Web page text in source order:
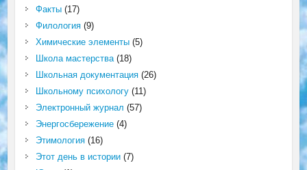
Факты(17)
Филология(9)
Химические элементы(5)
Школа мастерства(18)
Школьная документация(26)
Школьному психологу(11)
Электронный журнал (57)
Энергосбережение(4)
Этимология(16)
Этот день в истории(7)